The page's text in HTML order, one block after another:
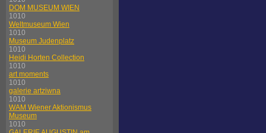
DOM MUSEUM WIEN
1010
Weltmuseum Wien
1010
Museum Judenplatz
1010
Heidi Horten Collection
1010
art moments
1010
galerie artziwna
1010
WAM Wiener Aktionismus
Museum
1010